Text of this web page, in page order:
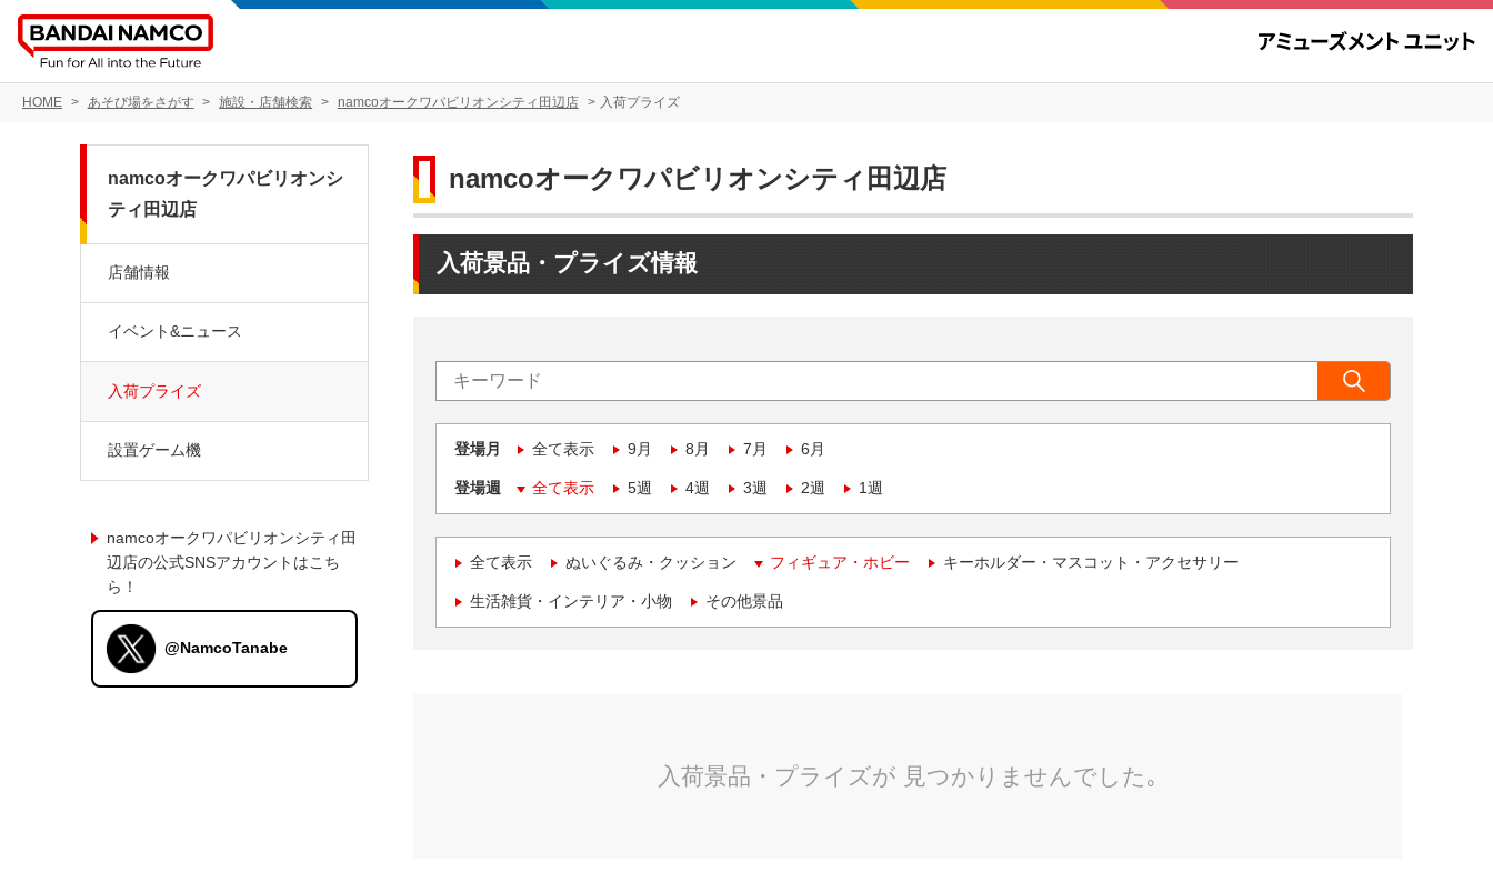
HOME あそび場をさがす 施設・店舗検索 namcoオークワパビリオンシティ田辺店 入荷プライズ
namcoオークワパビリオンシティ田辺店
入荷景品・プライズ情報
登場月 全て表示 9月 8月 7月 6月
登場週 全て表示 5週 4週 3週 2週 1週
全て表示 ぬいぐるみ・クッション フィギュア・ホビー キーホルダー・マスコット・アクセサリー
生活雑貨・インテリア・小物 その他景品
namcoオークワパビリオンシ
ティ田辺店
店舗情報
イベント&ニュース
入荷プライズ
設置ゲーム機
namcoオークワパビリオンシティ田
辺店の公式SNSアカウントはこち
ら！
@NamcoTanabe